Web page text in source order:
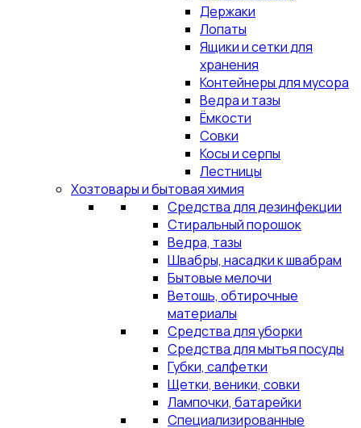
Держаки
Лопаты
Ящики и сетки для
хранения
Контейнеры для мусора
Ведра и тазы
Ёмкости
Совки
Косы и серпы
Лестницы
Хозтовары и бытовая химия
Средства для дезинфекции
Стиральный порошок
Ведра, тазы
Швабры, насадки к швабрам
Бытовые мелочи
Ветошь, обтирочные
материалы
Средства для уборки
Средства для мытья посуды
Губки, салфетки
Щетки, веники, совки
Лампочки, батарейки
Специализированные